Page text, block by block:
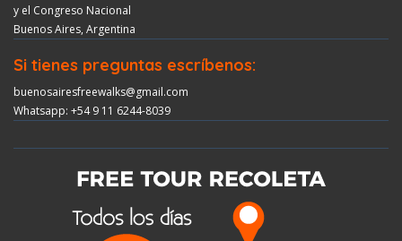
y el Congreso Nacional
Buenos Aires, Argentina
Si tienes preguntas escríbenos:
buenosairesfreewalks@gmail.com
Whatsapp: +54 9 11 6244-8039